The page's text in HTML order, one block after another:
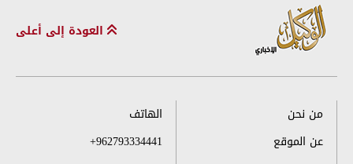
العودة إلى أعلى
من نحن
عن الموقع
الهاتف
+962793334441